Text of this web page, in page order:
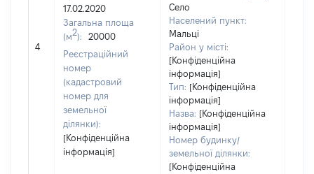
4
17.02.2020
Загальна площа
(м2):
20000
Реєстраційний
номер
(кадастровий
номер для
земельної
ділянки):
[Конфіденційна
інформація]
Село
Населений пункт:
Мальці
Район у місті:
[Конфіденційна
інформація]
Тип: [Конфіденційна
інформація]
Назва: [Конфіденційна
інформація]
Номер будинку/
земельної ділянки:
[Конфіденційна